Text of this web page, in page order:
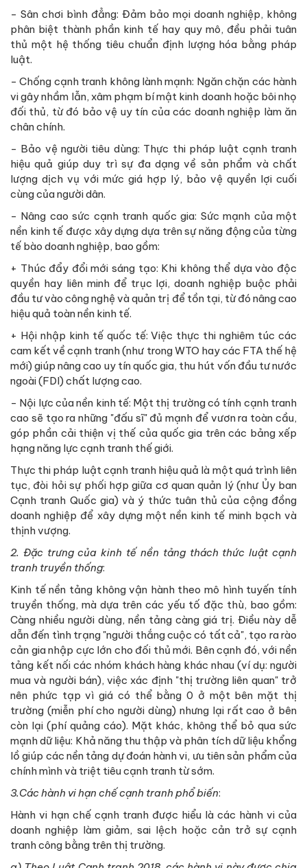
- Sân chơi bình đẳng: Đảm bảo mọi doanh nghiệp, không
phân biệt thành phần kinh tế hay quy mô, đều phải tuân
thủ một hệ thống tiêu chuẩn định lượng hóa bằng pháp
luật.
- Chống cạnh tranh không lành mạnh: Ngăn chặn các hành
vi gây nhầm lẫn, xâm phạm bí mật kinh doanh hoặc bôi nhọ
đối thủ, từ đó bảo vệ uy tín của các doanh nghiệp làm ăn
chân chính.
- Bảo vệ người tiêu dùng: Thực thi pháp luật cạnh tranh
hiệu quả giúp duy trì sự đa dạng về sản phẩm và chất
lượng dịch vụ với mức giá hợp lý, bảo vệ quyền lợi cuối
cùng của người dân.
- Nâng cao sức cạnh tranh quốc gia: Sức mạnh của một
nền kinh tế được xây dựng dựa trên sự năng động của từng
tế bào doanh nghiệp, bao gồm:
+ Thúc đẩy đổi mới sáng tạo: Khi không thể dựa vào độc
quyền hay liên minh để trục lợi, doanh nghiệp buộc phải
đầu tư vào công nghệ và quản trị để tồn tại, từ đó nâng cao
hiệu quả toàn nền kinh tế.
+ Hội nhập kinh tế quốc tế: Việc thực thi nghiêm túc các
cam kết về cạnh tranh (như trong WTO hay các FTA thế hệ
mới) giúp nâng cao uy tín quốc gia, thu hút vốn đầu tư nước
ngoài (FDI) chất lượng cao.
- Nội lực của nền kinh tế: Một thị trường có tính cạnh tranh
cao sẽ tạo ra những "đấu sĩ" đủ mạnh để vươn ra toàn cầu,
góp phần cải thiện vị thế của quốc gia trên các bảng xếp
hạng năng lực cạnh tranh thế giới.
Thực thi pháp luật cạnh tranh hiệu quả là một quá trình liên
tục, đòi hỏi sự phối hợp giữa cơ quan quản lý (như Ủy ban
Cạnh tranh Quốc gia) và ý thức tuân thủ của cộng đồng
doanh nghiệp để xây dựng một nền kinh tế minh bạch và
thịnh vượng.
2. Đặc trưng của kinh tế nền tảng thách thức luật cạnh
tranh truyền thống:
Kinh tế nền tảng không vận hành theo mô hình tuyến tính
truyền thống, mà dựa trên các yếu tố đặc thù, bao gồm:
Càng nhiều người dùng, nền tảng càng giá trị. Điều này dễ
dẫn đến tình trạng "người thắng cuộc có tất cả", tạo ra rào
cản gia nhập cực lớn cho đối thủ mới. Bên cạnh đó, với nền
tảng kết nối các nhóm khách hàng khác nhau (ví dụ: người
mua và người bán), việc xác định "thị trường liên quan" trở
nên phức tạp vì giá có thể bằng 0 ở một bên mặt thị
trường (miễn phí cho người dùng) nhưng lại rất cao ở bên
còn lại (phí quảng cáo). Mặt khác, không thể bỏ qua sức
mạnh dữ liệu: Khả năng thu thập và phân tích dữ liệu khổng
lồ giúp các nền tảng dự đoán hành vi, ưu tiên sản phẩm của
chính mình và triệt tiêu cạnh tranh từ sớm.
3.Các hành vi hạn chế cạnh tranh phổ biến:
Hành vi hạn chế cạnh tranh được hiểu là các hành vi của
doanh nghiệp làm giảm, sai lệch hoặc cản trở sự cạnh
tranh công bằng trên thị trường.